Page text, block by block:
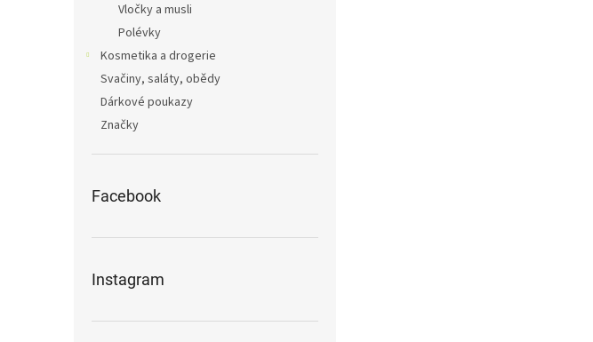
Vločky a musli
Polévky
Kosmetika a drogerie
Svačiny, saláty, obědy
Dárkové poukazy
Značky
Facebook
Instagram